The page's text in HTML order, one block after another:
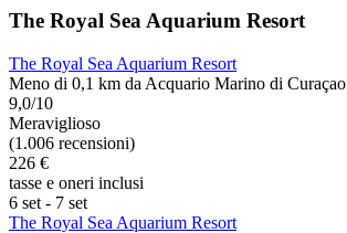
The Royal Sea Aquarium Resort
The Royal Sea Aquarium Resort
Meno di 0,1 km da Acquario Marino di Curaçao
9,0/10
Meraviglioso
(1.006 recensioni)
226 €
tasse e oneri inclusi
6 set - 7 set
The Royal Sea Aquarium Resort